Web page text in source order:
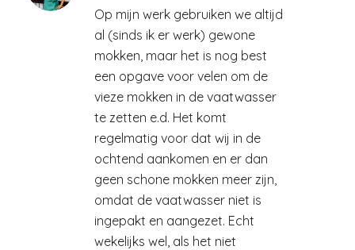
Op mijn werk gebruiken we altijd
al (sinds ik er werk) gewone
mokken, maar het is nog best
een opgave voor velen om de
vieze mokken in de vaatwasser
te zetten e.d. Het komt
regelmatig voor dat wij in de
ochtend aankomen en er dan
geen schone mokken meer zijn,
omdat de vaatwasser niet is
ingepakt en aangezet. Echt
wekelijks wel, als het niet